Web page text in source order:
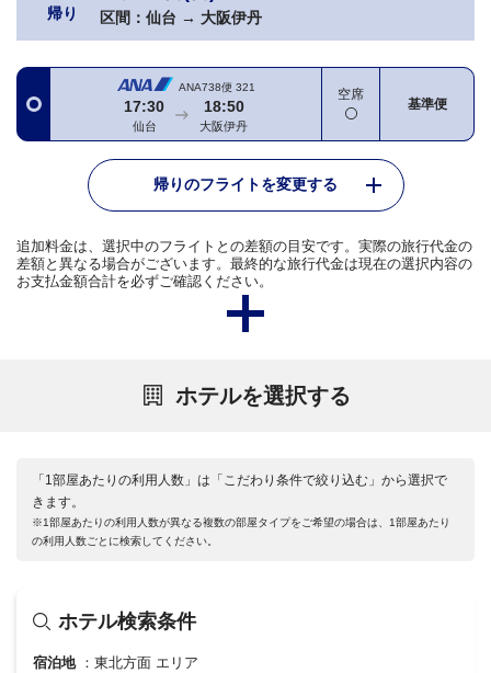
帰り 区間： 仙台 → 大阪伊丹
ANA738便 321
17:30
仙台
18:50
大阪伊丹
空席
基準便
帰りのフライトを変更する
追加料金は、選択中のフライトとの差額の目安です。実際の旅行代金の
差額と異なる場合がございます。最終的な旅行代金は現在の選択内容の
お支払金額合計を必ずご確認ください。
ホテルを選択する
「1部屋あたりの利用人数」は「こだわり条件で絞り込む」から選択で
きます。
※1部屋あたりの利用人数が異なる複数の部屋タイプをご希望の場合は、1部屋あたり
の利用人数ごとに検索してください。
ホテル検索条件
宿泊地 東北方面 エリア